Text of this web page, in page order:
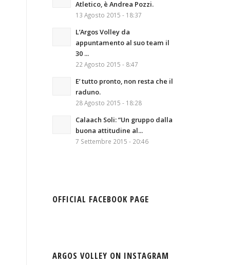
Atletico, è Andrea Pozzi.
13 Agosto 2015 - 18:37
L’Argos Volley da
appuntamento al suo team il
30 ...
22 Agosto 2015 - 8:47
E’ tutto pronto, non resta che il
raduno.
28 Agosto 2015 - 18:28
Calaach Soli: “Un gruppo dalla
buona attitudine al...
7 Settembre 2015 - 20:46
OFFICIAL FACEBOOK PAGE
ARGOS VOLLEY ON INSTAGRAM